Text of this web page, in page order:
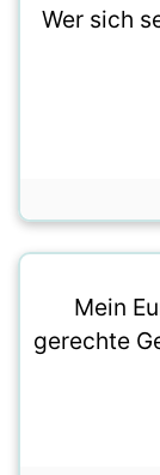
Wer sich
Mein
gerechte